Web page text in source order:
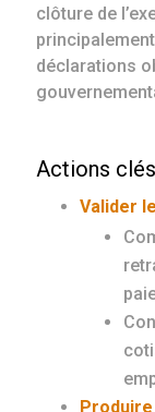
clôture de
déclarations
Actions
Valider